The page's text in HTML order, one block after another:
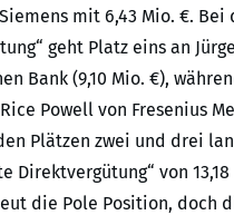
mit 6,43 Mio. €. Bei
geht Platz eins an
Bank (9,10 Mio. €),
Powell von Fresenius
Plätzen zwei und drei
Direktvergütung“ von
die Pole Position, doch